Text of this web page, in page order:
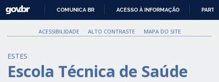
PARA
O
GOVBR
COMUNICA BR ACESSO À INFORMAÇÃO
ACESSIBILIDADE ALTO CONTRASTE MAPA DO SITE
ESTES
Escola Técnica de Saúde